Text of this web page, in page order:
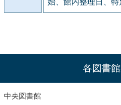
各図書
中央図書館